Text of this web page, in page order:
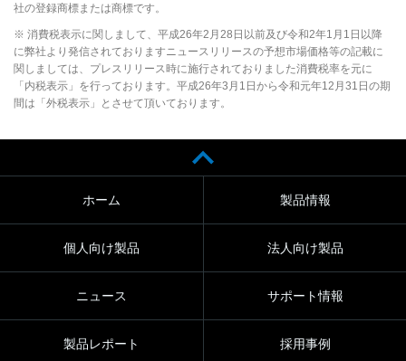
社の登録商標または商標です。
※ 消費税表示に関しまして、平成26年2月28日以前及び令和2年1月1日以降
に弊社より発信されておりますニュースリリースの予想市場価格等の記載に
関しましては、プレスリリース時に施行されておりました消費税率を元に
「内税表示」を行っております。平成26年3月1日から令和元年12月31日の期
間は「外税表示」とさせて頂いております。
ホーム 製品情報
個人向け製品 法人向け製品
ニュース サポート情報
製品レポート 採用事例